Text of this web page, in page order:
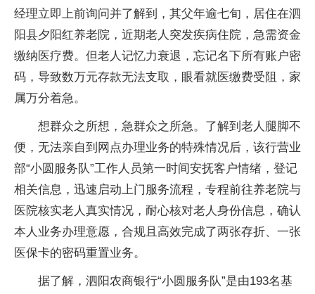
经理立即上前询问并了解到，其父年逾七旬，居住在泗
阳县夕阳红养老院，近期老人突发疾病住院，急需资金
缴纳医疗费。但老人记忆力衰退，忘记名下所有账户密
码，导致数万元存款无法支取，眼看就医缴费受阻，家
属万分着急。
想群众之所想，急群众之所急。了解到老人腿脚不
便，无法亲自到网点办理业务的特殊情况后，该行营业
部“小圆服务队”工作人员第一时间安抚客户情绪，登记
相关信息，迅速启动上门服务流程，专程前往养老院与
医院核实老人真实情况，耐心核对老人身份信息，确认
本人业务办理意愿，合规且高效完成了两张存折、一张
医保卡的密码重置业务。
据了解，泗阳农商银行“小圆服务队”是由193名基